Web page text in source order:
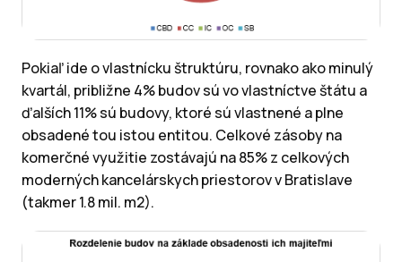
Pokiaľ ide o vlastnícku štruktúru, rovnako ako minulý
kvartál, približne 4% budov sú vo vlastníctve štátu a
ďalších 11% sú budovy, ktoré sú vlastnené a plne
obsadené tou istou entitou. Celkové zásoby na
komerčné využitie zostávajú na 85% z celkových
moderných kancelárskych priestorov v Bratislave
(takmer 1.8 mil. m2).